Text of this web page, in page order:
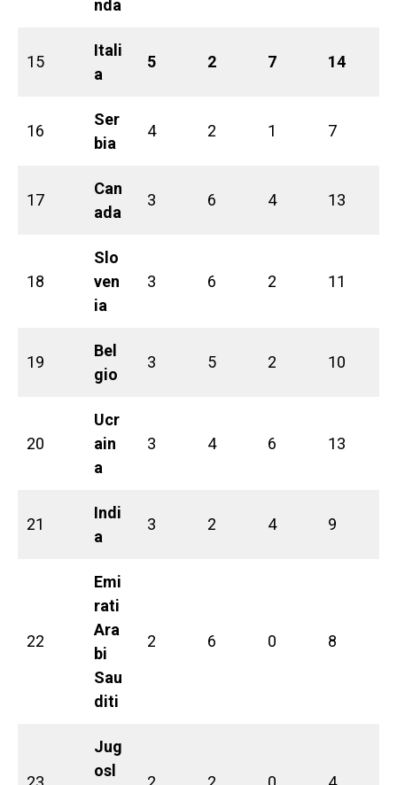
nda
15
Itali
a
5 2 7 14
16
Ser
bia
4 2 1 7
17
Can
ada
3 6 4 13
18
Slo
ven
ia
3 6 2 11
19
Bel
gio
3 5 2 10
20
Ucr
ain
a
3 4 6 13
21
Indi
a
3 2 4 9
22
Emi
rati
Ara
bi
Sau
diti
2 6 0 8
Jug
osl